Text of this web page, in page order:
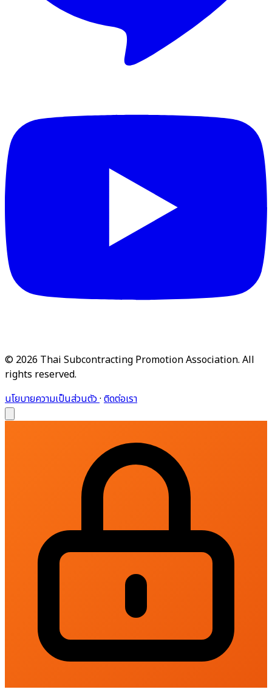
© 2026 Thai Subcontracting Promotion Association. All
rights reserved.
นโยบายความเป็นส่วนตัว· ติดต่อเรา